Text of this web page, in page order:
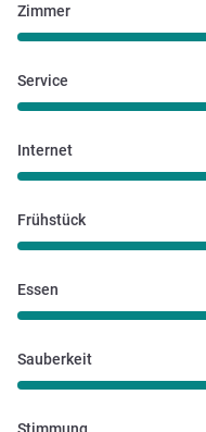
Zimmer
Service
Internet
Frühstück
Essen
Sauberkeit